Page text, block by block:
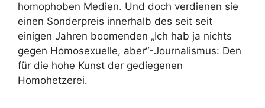
homophoben Medien. Und doch verdienen sie
einen Sonderpreis innerhalb des seit seit
einigen Jahren boomenden „Ich hab ja nichts
gegen Homosexuelle, aber“-Journalismus: Den
für die hohe Kunst der gediegenen
Homohetzerei.